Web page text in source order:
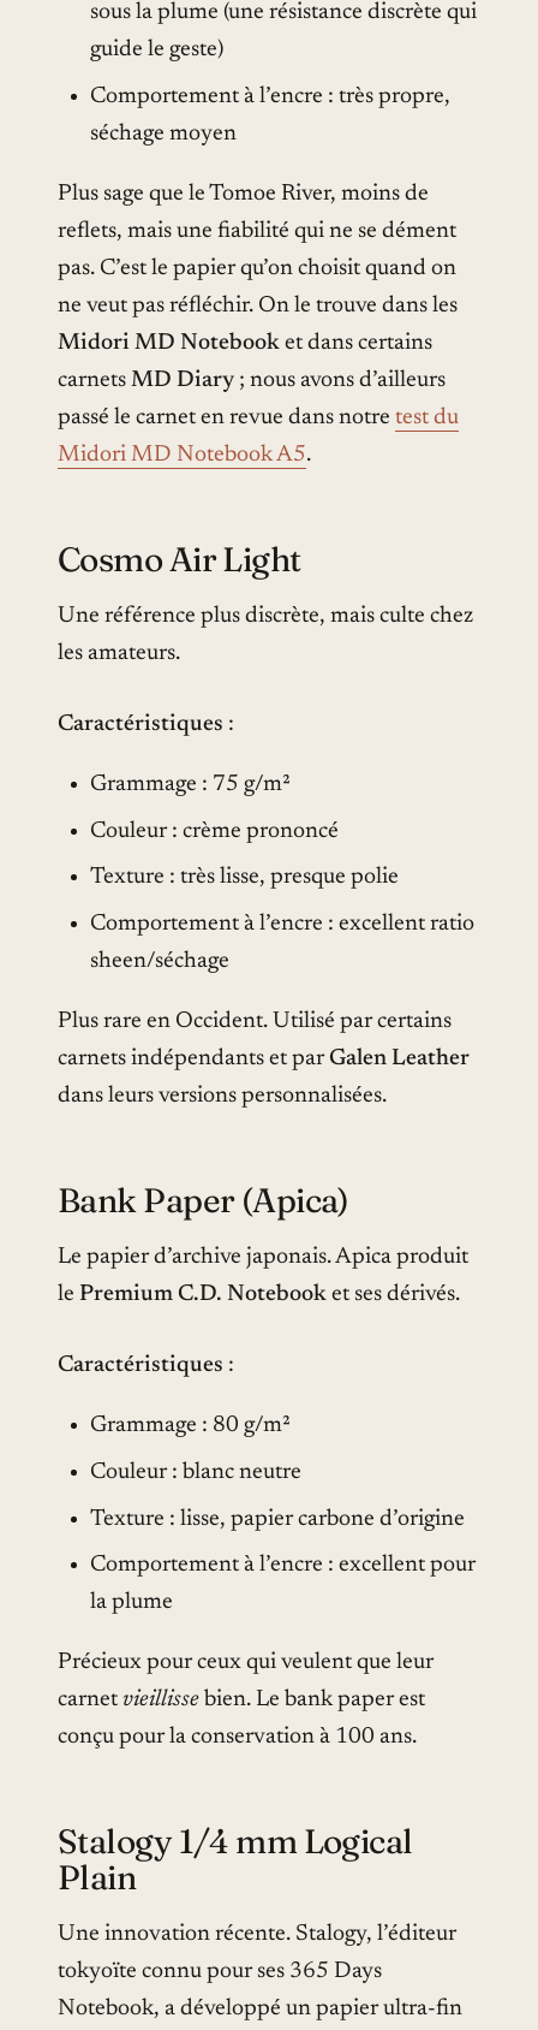
sous la plume (une résistance discrète qui
guide le geste)
Comportement à l’encre : très propre,
séchage moyen
Plus sage que le Tomoe River, moins de
reflets, mais une fiabilité qui ne se dément
pas. C’est le papier qu’on choisit quand on
ne veut pas réfléchir. On le trouve dans les
Midori MD Notebook et dans certains
carnets MD Diary ; nous avons d’ailleurs
passé le carnet en revue dans notre test du
Midori MD Notebook A5.
Cosmo Air Light
Une référence plus discrète, mais culte chez
les amateurs.
Caractéristiques :
Grammage : 75 g/m²
Couleur : crème prononcé
Texture : très lisse, presque polie
Comportement à l’encre : excellent ratio
sheen/séchage
Plus rare en Occident. Utilisé par certains
carnets indépendants et par Galen Leather
dans leurs versions personnalisées.
Bank Paper (Apica)
Le papier d’archive japonais. Apica produit
le Premium C.D. Notebook et ses dérivés.
Caractéristiques :
Grammage : 80 g/m²
Couleur : blanc neutre
Texture : lisse, papier carbone d’origine
Comportement à l’encre : excellent pour
la plume
Précieux pour ceux qui veulent que leur
carnet vieillisse bien. Le bank paper est
conçu pour la conservation à 100 ans.
Stalogy 1/4 mm Logical
Plain
Une innovation récente. Stalogy, l’éditeur
tokyoïte connu pour ses 365 Days
Notebook, a développé un papier ultra-fin